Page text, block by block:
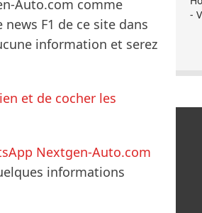
Auto.com comme
F1 de ce site dans
information et serez
et de cocher les
Nextgen-Auto.com
informations
-